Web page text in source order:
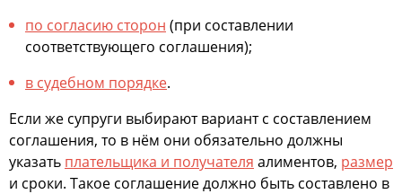
по согласию сторон (при составлении
соответствующего соглашения);
в судебном порядке.
Если же супруги выбирают вариант с составлением
соглашения, то в нём они обязательно должны
указать плательщика и получателя алиментов, размер
и сроки. Такое соглашение должно быть составлено в